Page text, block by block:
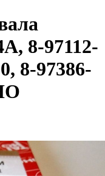
8-97112-
8-97386-